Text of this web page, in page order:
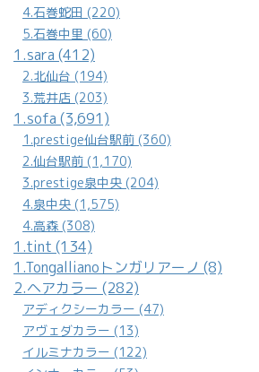
3.荒井店 (203)
1.sofa (3,691)
1.prestige仙台駅前 (360)
2.仙台駅前 (1,170)
3.prestige泉中央 (204)
4.泉中央 (1,575)
4.高森 (308)
1.tint (134)
1.Tongallianoトンガリアーノ (8)
2.ヘアカラー (282)
アディクシーカラー (47)
アヴェダカラー (13)
イルミナカラー (122)
インナーカラー (53)
カラーケア (5)
グラデーションカラー (6)
グレイヘア (2)